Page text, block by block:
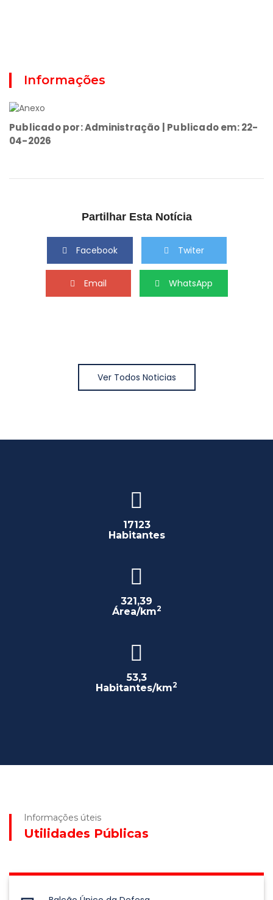
Informações
Publicado por: Administração | Publicado em: 22-
04-2026
Partilhar Esta Notícia
Facebook Twiter
Email WhatsApp
Ver Todos Noticias
17123
Habitantes
321,39
Área/km2
53,3
Habitantes/km2
Informações úteis
Utilidades Públicas